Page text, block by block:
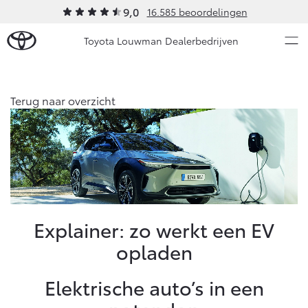
9,0 16.585 beoordelingen
Toyota Louwman Dealerbedrijven
Ons bedrijf
Ons bedrijf
Contact en Route
Vacatures
Klantbeoordelingen
Modellen
Aygo X
HYBRIDE
Vanaf € 23.750,-
Yaris
HYBRIDE
Vanaf € 27.195,-
Occasions
Diensten
Terug naar overzicht
Explainer: zo werkt een EV
opladen
Elektrische auto’s in een